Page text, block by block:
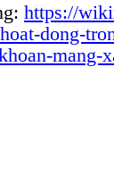
https://
dong-
mang-